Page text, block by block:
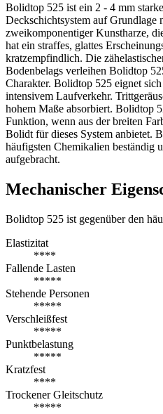
Bolidtop 525 ist ein 2 - 4 mm
Deckschichtsystem auf Grundlage
zweikomponentiger Kunstharze,
hat ein straffes, glattes
kratzempfindlich. Die
Bodenbelags verleihen Bolidtop
Charakter. Bolidtop 525 eignet
intensivem Laufverkehr.
hohem Maße absorbiert. Bolidtop
Funktion, wenn aus der breiten
Bolidt für dieses System anbietet.
häufigsten Chemikalien beständig
aufgebracht.
Mechanischer
Bolidtop 525 ist gegenüber den
Elastizitat
****
Fallende Lasten
*****
Stehende Personen
*****
Verschleißfest
*****
Punktbelastung
*****
Kratzfest
****
Trockener Gleitschutz
*****